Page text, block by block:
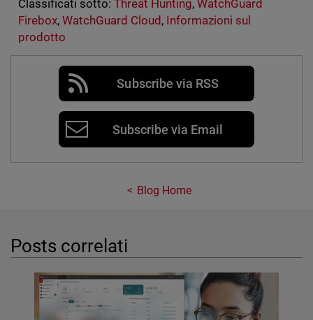
Classificati sotto: Threat Hunting, WatchGuard
Firebox, WatchGuard Cloud, Informazioni sul
prodotto
Subscribe via RSS
Subscribe via Email
Blog Home
Posts correlati